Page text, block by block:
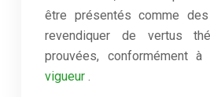
être présentés comme
revendiquer de vertus
prouvées, conformément à
vigueur .